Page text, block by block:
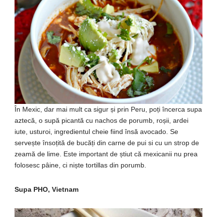
În Mexic, dar mai mult ca sigur și prin Peru, poți încerca supa
aztecă, o supă picantă cu nachos de porumb, roșii, ardei
iute, usturoi, ingredientul cheie fiind însă avocado. Se
servește însoțită de bucăți din carne de pui si cu un strop de
zeamă de lime. Este important de știut că mexicanii nu prea
folosesc pâine, ci niște tortillas din porumb.
Supa PHO, Vietnam